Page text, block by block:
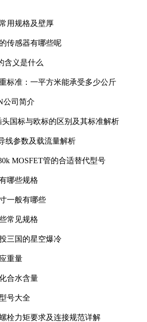
用规格及壁厚
传感器有哪些呢
含义是什么
标准：一平方米能承受多少公斤
公司简介
头国标与欧标的区别及其标准解析
线参数及载流量解析
MOSFET管的合适替代型号
哪些规格
一般有哪些
常见规格
三国的星空爆冷
重量
合水含量
号大全
栓力矩要求及连接规范详解